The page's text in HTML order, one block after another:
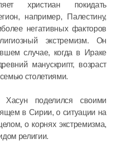
христиан покидать
например, Палестину,
негативных факторов
экстремизм. Он
случае, когда в Ираке
манускрипт, возраст
столетиями.
поделился своими
в Сирии, о ситуации на
о корнях экстремизма,
религии.